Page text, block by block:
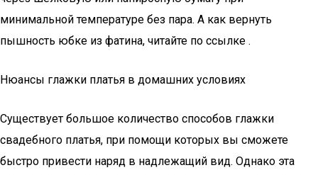
минимальной температуре без пара. А как вернуть
пышность юбке из фатина, читайте по ссылке .
Нюансы глажки платья в домашних условиях
Существует большое количество способов глажки
свадебного платья, при помощи которых вы сможете
быстро привести наряд в надлежащий вид. Однако эта